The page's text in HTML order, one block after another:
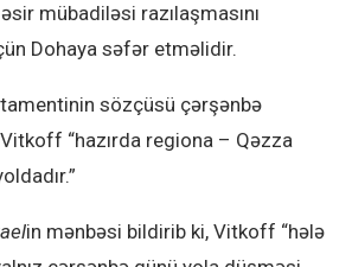
mübadiləsi razılaşmasını
Dohaya səfər etməlidir.
sözçüsü çərşənbə
“hazırda regiona – Qəzza
in mənbəsi bildirib ki, Vitkoff “hələ